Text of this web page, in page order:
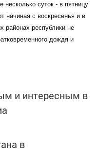
несколько суток - в пятницу
начиная с воскресенья и в
районах республики не
дождя и
и интересным в
в